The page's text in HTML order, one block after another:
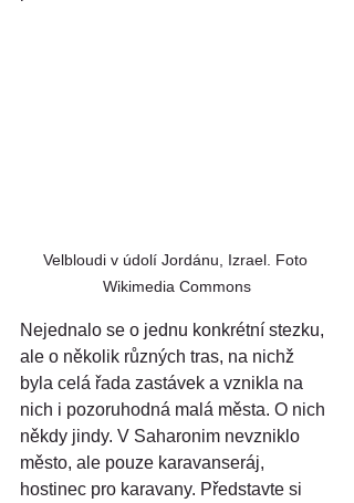
Velbloudi v údolí Jordánu, Izrael. Foto
Wikimedia Commons
Nejednalo se o jednu konkrétní stezku,
ale o několik různých tras, na nichž
byla celá řada zastávek a vznikla na
nich i pozoruhodná malá města. O nich
někdy jindy. V Saharonim nevzniklo
město, ale pouze karavanseráj,
hostinec pro karavany. Představte si